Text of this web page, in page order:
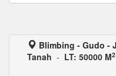
Blimbing - Gudo -
Tanah - LT: 50000 M2